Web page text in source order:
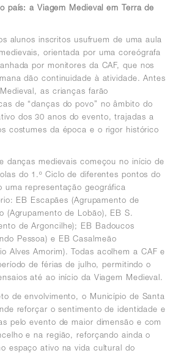
país: a Viagem Medieval em Terra de
alunos inscritos usufruem de uma aula
orientada por uma coreógrafa
por monitores da CAF, que nos
dão continuidade à atividade. Antes
as crianças farão
de “danças do povo” no âmbito do
dos 30 anos do evento, trajadas a
costumes da época e o rigor histórico
danças medievais começou no início de
do 1.º Ciclo de diferentes pontos do
uma representação geográfica
EB Escapães (Agrupamento de
(Agrupamento de Lobão), EB S.
de Argoncilhe); EB Badoucos
Pessoa) e EB Casalmeão
Alves Amorim). Todas acolhem a CAF e
de férias de julho, permitindo o
até ao início da Viagem Medieval.
de envolvimento, o Município de Santa
reforçar o sentimento de identidade e
pelo evento de maior dimensão e com
e na região, reforçando ainda o
espaço ativo na vida cultural do